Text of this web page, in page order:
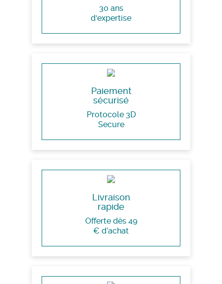
30 ans
d'expertise
Paiement
sécurisé
Protocole 3D
Secure
Livraison
rapide
Offerte dès 49
€ d’achat